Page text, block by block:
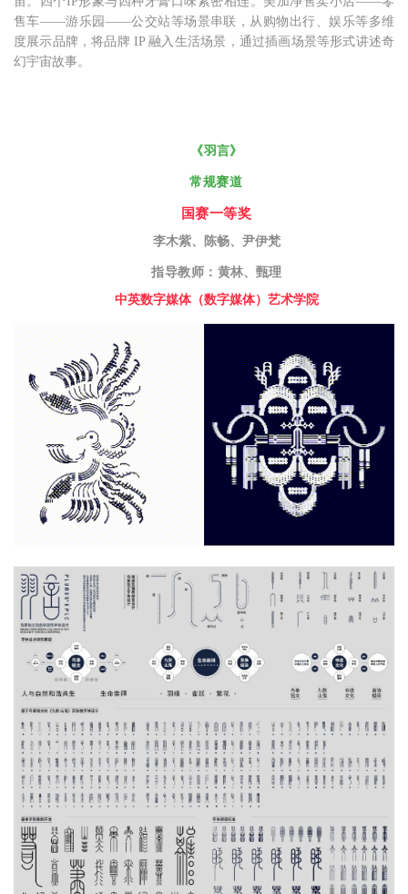
售车——游乐园——公交站等场景串联，从购物出行、娱乐等多维
度展示品牌，将品牌 IP 融入生活场景，通过插画场景等形式讲述奇
幻宇宙故事。
《羽言》
常规赛道
国赛一等奖
李木紫、陈畅、尹伊梵
指导教师： 黄林、甄理
中英数字媒体（数字媒体）艺术学院